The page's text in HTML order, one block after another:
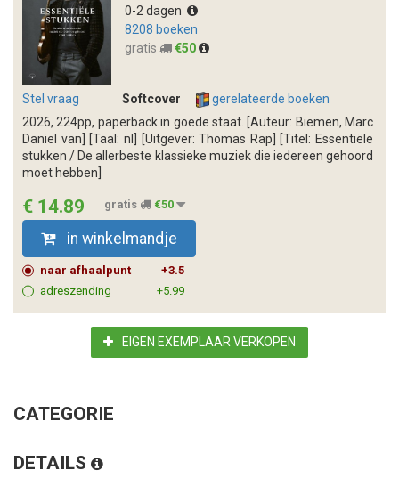
0-2 dagen
8208 boeken
gratis
€50
Stel vraag Softcover
gerelateerde boeken
2026, 224pp, paperback in goede staat. [Auteur: Biemen, Marc
Daniel van] [Taal: nl] [Uitgever: Thomas Rap] [Titel: Essentiële
stukken / De allerbeste klassieke muziek die iedereen gehoord
moet hebben]
€ 14.89 gratis €50
in winkelmandje
naar afhaalpunt
+3.5
adreszending
+5.99
EIGEN EXEMPLAAR VERKOPEN
CATEGORIE
DETAILS